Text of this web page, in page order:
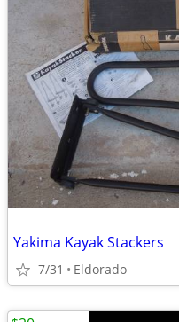
Yakima Kayak Stackers
7/31 Eldorado